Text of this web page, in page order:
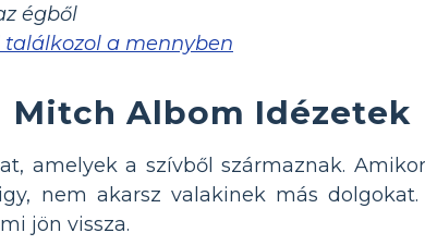
égből
a mennyben
Mitch Albom Idézetek
amelyek a szívből származnak.
nem akarsz valakinek más dolgokat.
jön vissza.